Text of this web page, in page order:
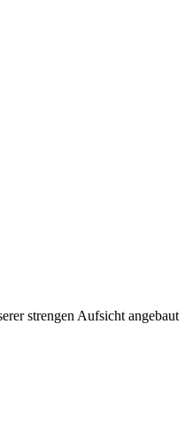
strengen Aufsicht angebaut